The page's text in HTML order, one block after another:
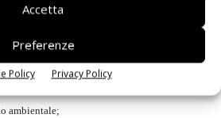
Accetta
Preferenze
Policy Privacy Policy
attivamente a politiche ambientali
(che coniuga ecologica con
vantaggi:
ambientale;